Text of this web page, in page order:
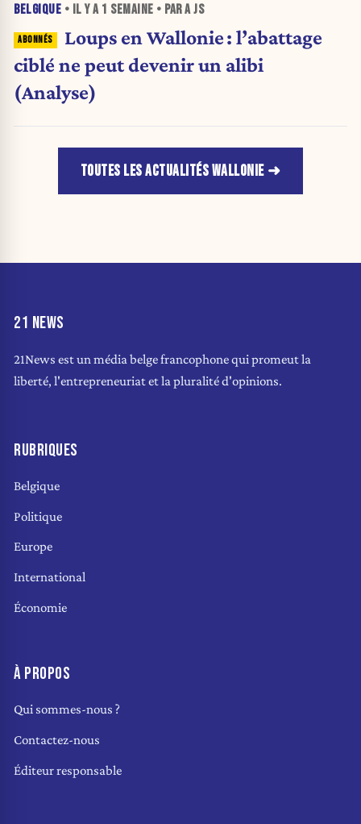
BELGIQUE • IL Y A 1 SEMAINE • PAR A JS
Loups en Wallonie : l’abattage
ciblé ne peut devenir un alibi
(Analyse)
TOUTES LES ACTUALITÉS WALLONIE
21 NEWS
21News est un média belge francophone qui promeut la
liberté, l'entrepreneuriat et la pluralité d'opinions.
RUBRIQUES
Belgique
Politique
Europe
International
Économie
À PROPOS
Qui sommes-nous ?
Contactez-nous
Éditeur responsable